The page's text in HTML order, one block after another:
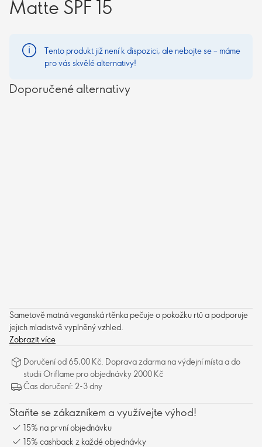
Matte SPF 15
Tento produkt již není k dispozici, ale nebojte se – máme
pro vás skvělé alternativy!
Doporučené alternativy
Sametově matná veganská rtěnka pečuje o pokožku rtů a podporuje
jejich mladistvě vyplněný vzhled.
Zobrazit více
Doručení od 65,00 Kč. Doprava zdarma na výdejní místa a do
studii Oriflame pro objednávky 2000 Kč
Čas doručení: 2-3 dny
Staňte se zákazníkem a využívejte výhod!
15% na první objednávku
15% cashback z každé objednávky